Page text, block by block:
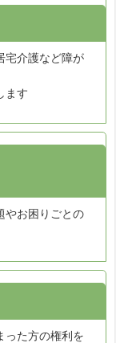
宅介護など障が
ます
やお困りごとの
った方の権利を